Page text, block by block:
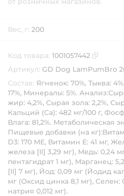
Вес, г: 200
Код товара: 1001057442
Артикул: GD Dog LamPumBro
Состав: Ягненок: 70%, Тыква:
17%, Минералы: 5%.
жир: 4,2%, Сырая зола: 2,2%,
Кальций (Ca): 482 мг/100 г,
Влага: 81,2%. Метаболическая
Пищевые добавки (на
D3: 170 МЕ, Витамин E: 41 мг,
железа [II] 3,29 мг), Медь: 0,24
пентагидрат 1 мг), Марганец:
[II] 7 мг), Йод: 0,09 мг (Йодид
мг (Оксид цинка 8,1 мг), Селен:
натрия 0,012 мг).